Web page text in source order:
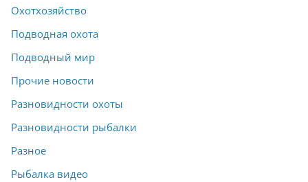
Охотхозяйство
Подводная охота
Подводный мир
Прочие новости
Разновидности охоты
Разновидности рыбалки
Разное
Рыбалка видео